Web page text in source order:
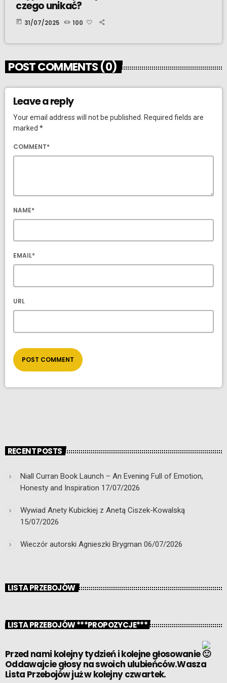
czego unikać?
today 31/07/2025 100
POST COMMENTS (0)
Leave a reply
Your email address will not be published. Required fields are
marked *
COMMENT*
NAME*
EMAIL*
URL
RECENT POSTS
Niall Curran Book Launch – An Evening Full of Emotion,
Honesty and Inspiration 17/07/2026
Wywiad Anety Kubickiej z Anetą Ciszek-Kowalską
15/07/2026
Wieczór autorski Agnieszki Brygman 06/07/2026
LISTA PRZEBOJÓW
LISTA PRZEBOJÓW ***PROPOZYCJE***
Przed nami kolejny tydzień i kolejne głosowanie
Oddawajcie głosy na swoich ulubieńców.Wasza
Lista Przebojów już w kolejny czwartek.